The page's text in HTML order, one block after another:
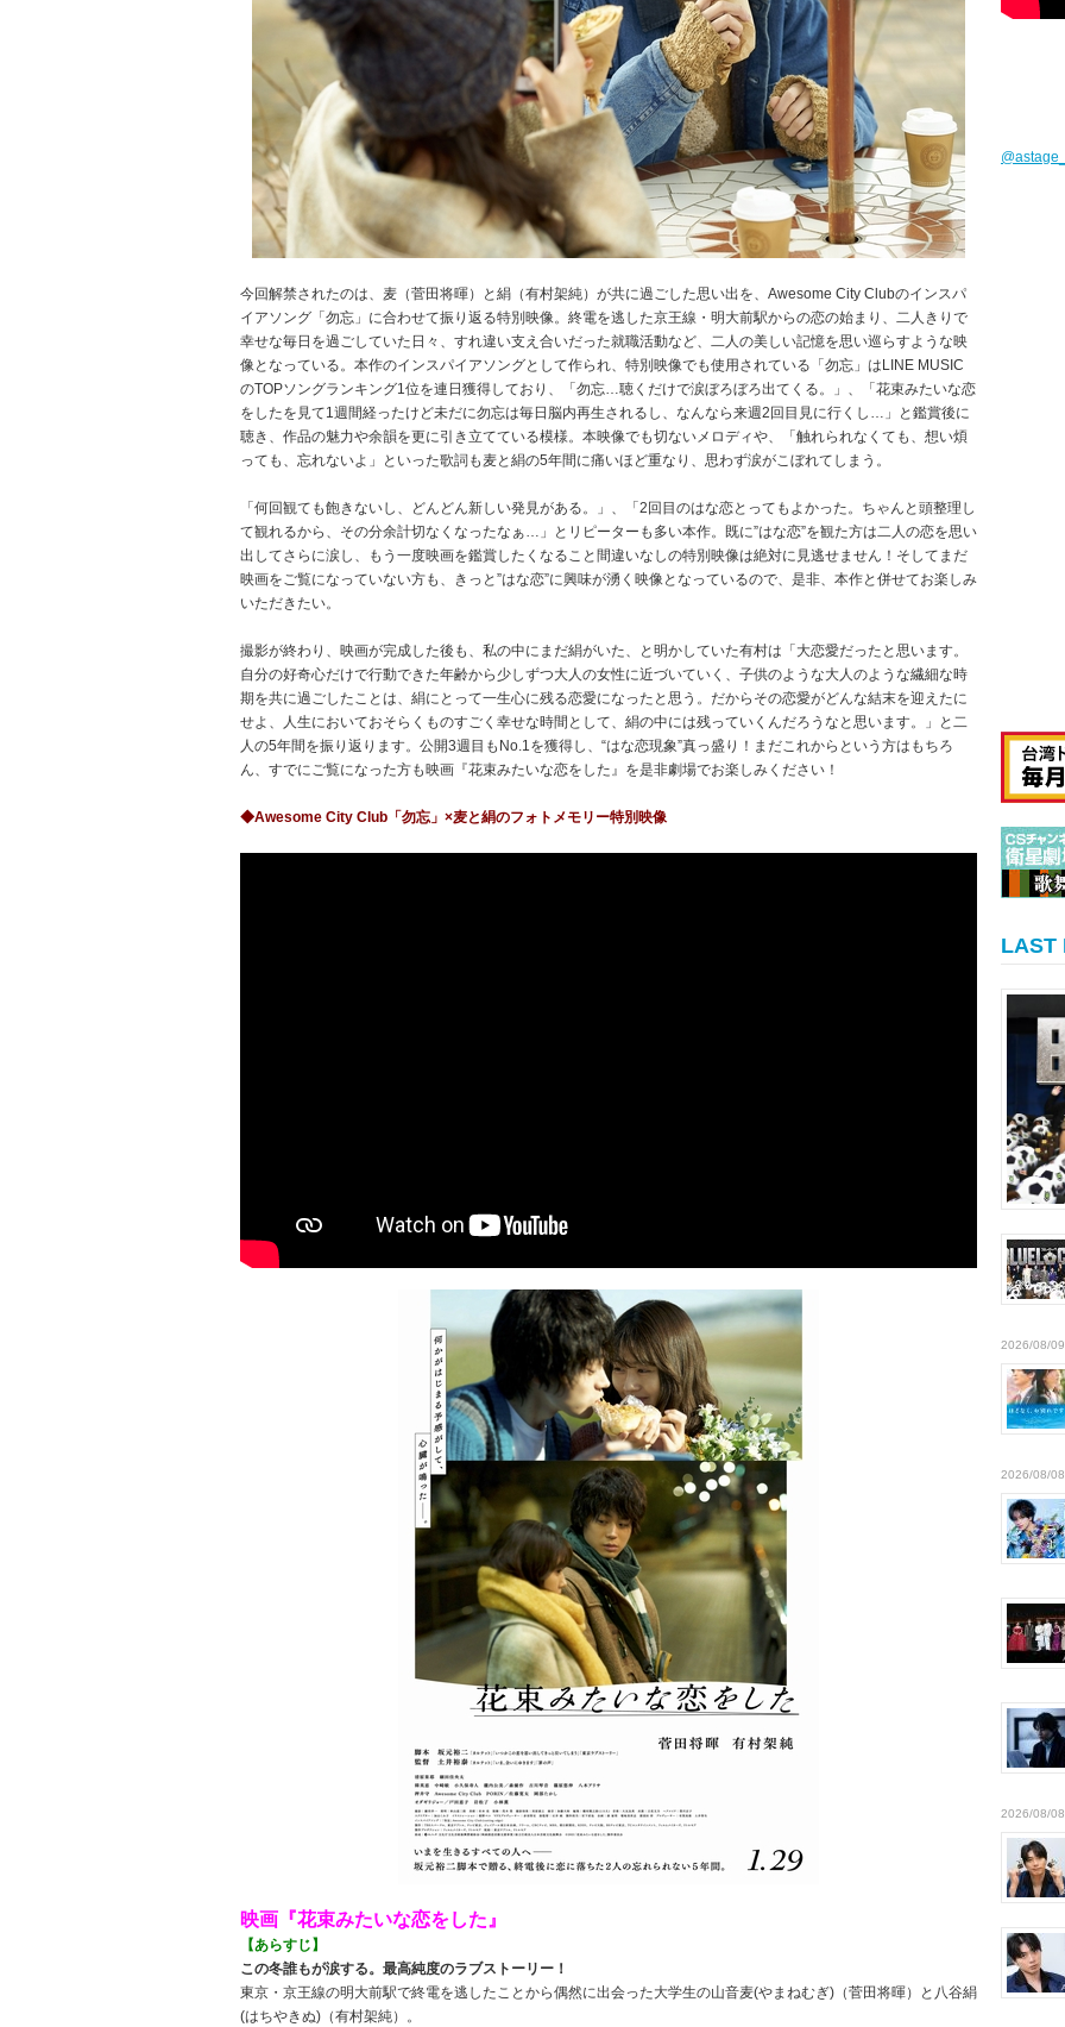
今回解禁されたのは、麦（菅田将暉）と絹（有村架純）が共に過ごした思い出を、Awesome City Clubのインスパ
イアソング「勿忘」に合わせて振り返る特別映像。終電を逃した京王線・明大前駅からの恋の始まり、二人きりで
幸せな毎日を過ごしていた日々、すれ違い支え合いだった就職活動など、二人の美しい記憶を思い巡らすような映
像となっている。本作のインスパイアソングとして作られ、特別映像でも使用されている「勿忘」はLINE MUSIC
のTOPソングランキング1位を連日獲得しており、「勿忘…聴くだけで涙ぼろぼろ出てくる。」、「花束みたいな恋
をしたを見て1週間経ったけど未だに勿忘は毎日脳内再生されるし、なんなら来週2回目見に行くし…」と鑑賞後に
聴き、作品の魅力や余韻を更に引き立てている模様。本映像でも切ないメロディや、「触れられなくても、想い煩
っても、忘れないよ」といった歌詞も麦と絹の5年間に痛いほど重なり、思わず涙がこぼれてしまう。
「何回観ても飽きないし、どんどん新しい発見がある。」、「2回目のはな恋とってもよかった。ちゃんと頭整理し
て観れるから、その分余計切なくなったなぁ…」とリピーターも多い本作。既に”はな恋”を観た方は二人の恋を思い
出してさらに涙し、もう一度映画を鑑賞したくなること間違いなしの特別映像は絶対に見逃せません！そしてまだ
映画をご覧になっていない方も、きっと”はな恋”に興味が湧く映像となっているので、是非、本作と併せてお楽しみ
いただきたい。
撮影が終わり、映画が完成した後も、私の中にまだ絹がいた、と明かしていた有村は「大恋愛だったと思います。
自分の好奇心だけで行動できた年齢から少しずつ大人の女性に近づいていく、子供のような大人のような繊細な時
期を共に過ごしたことは、絹にとって一生心に残る恋愛になったと思う。だからその恋愛がどんな結末を迎えたに
せよ、人生においておそらくものすごく幸せな時間として、絹の中には残っていくんだろうなと思います。」と二
人の5年間を振り返ります。公開3週目もNo.1を獲得し、“はな恋現象”真っ盛り！まだこれからという方はもちろ
ん、すでにご覧になった方も映画『花束みたいな恋をした』を是非劇場でお楽しみください！
◆Awesome City Club「勿忘」×麦と絹のフォトメモリー特別映像
映画『花束みたいな恋をした』
【あらすじ】
この冬誰もが涙する。最高純度のラブストーリー！
東京・京王線の明大前駅で終電を逃したことから偶然に出会った大学生の山音麦(やまねむぎ)（菅田将暉）と八谷絹
(はちやきぬ)（有村架純）。
LAST
2026/08/09
2026/08/08
2026/08/08